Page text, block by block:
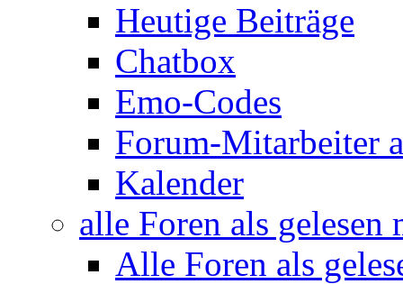
Heutige Beiträge
Chatbox
Emo-Codes
Forum-Mitarbeiter
Kalender
alle Foren als gelesen
Alle Foren als